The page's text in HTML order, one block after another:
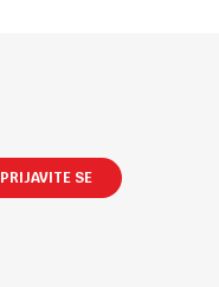
PRIJAVITE SE